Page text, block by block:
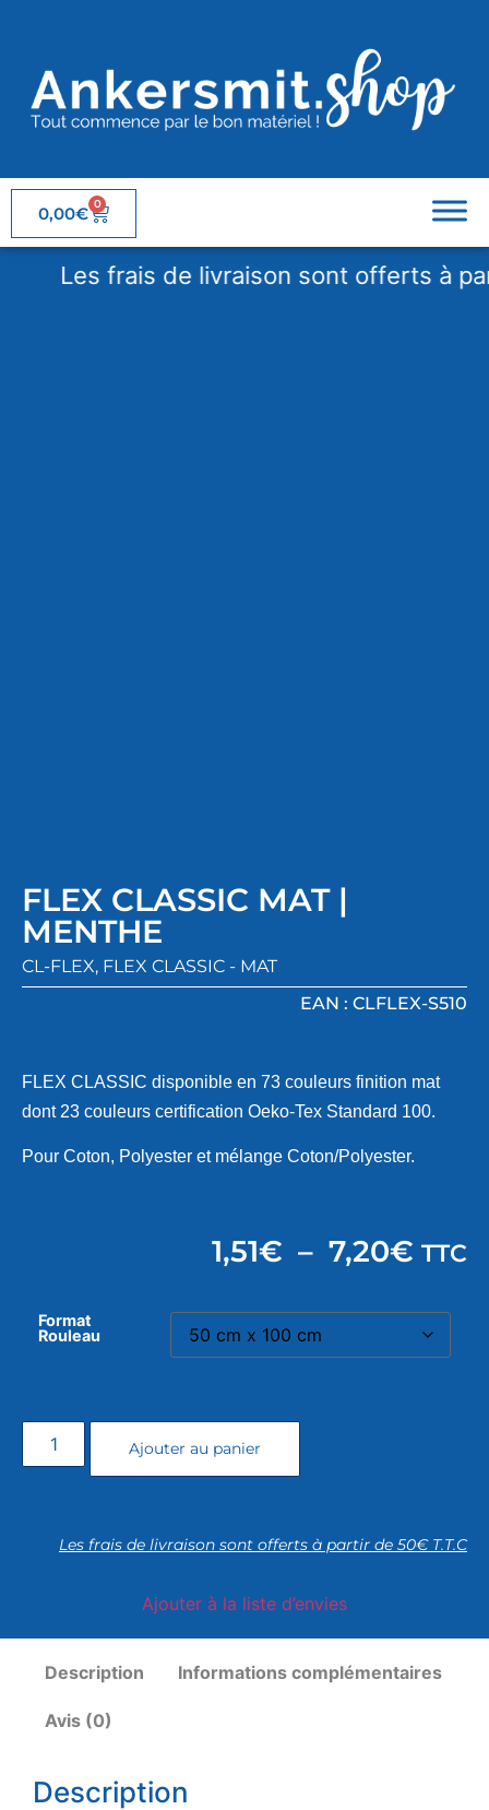
0,00€ 0
Les frais de livraison sont offerts à partir
FLEX CLASSIC MAT |
MENTHE
CL-FLEX, FLEX CLASSIC - MAT
EAN : CLFLEX-S510
FLEX CLASSIC disponible en 73 couleurs finition mat
dont 23 couleurs certification Oeko-Tex Standard 100.
Pour Coton, Polyester et mélange Coton/Polyester.
1,51€ – 7,20€ TTC
Format
Rouleau
Ajouter au panier
Les frais de livraison sont offerts à partir de 50€ T.T.C
Ajouter à la liste d’envies
Description Informations complémentaires
Avis (0)
Description